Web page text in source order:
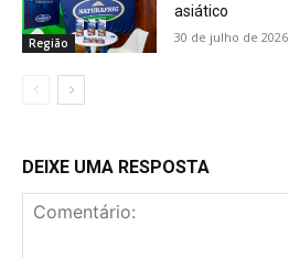
Região
asiático
30 de julho de 2026
DEIXE UMA RESPOSTA